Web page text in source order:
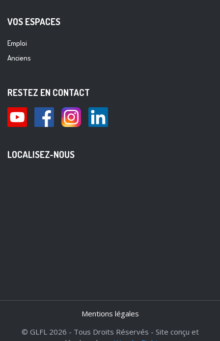
VOS ESPACES
Emploi
Anciens
RESTEZ EN CONTACT
LOCALISEZ-NOUS
Mentions légales
© GLFL 2026 - Tous Droits Réservés - Site conçu et